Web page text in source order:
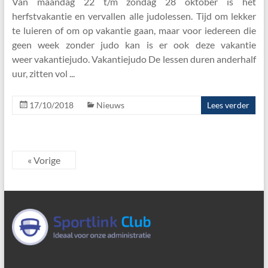
herfstvakantie en vervallen alle judolessen. Tijd om lekker
te luieren of om op vakantie gaan, maar voor iedereen die
geen week zonder judo kan is er ook deze vakantie
weer vakantiejudo. Vakantiejudo De lessen duren anderhalf
uur, zitten vol
17/10/2018 Nieuws Lees verder
« Vorige